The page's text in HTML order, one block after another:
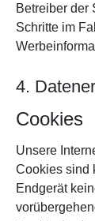
Betreiber der
Schritte im
4.
Cookies
Unsere
Cookies sind
Endgerät